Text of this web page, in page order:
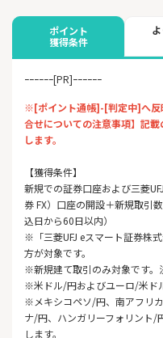
ポイント
獲得条件
ｰｰｰｰｰｰ[PR]ｰｰｰｰｰｰ
※[ポイント通帳]-[判定中]へ反
合せについての注意事項】記
します。
【獲得条件】
新規での証券口座および三菱
券 FX）口座の開設＋新規取引
込日から60日以内）
※「三菱UFJ eスマート証券株
方が対象です。
※新規建て取引のみ対象です。
※米ドル/円およびユーロ/米ド
※メキシコペソ/円、南アフリ
ナ/円、ハンガリーフォリント/
します。